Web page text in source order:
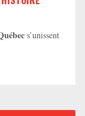
s’unissent